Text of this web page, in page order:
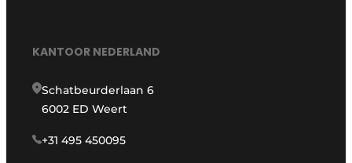
KANTOOR NEDERLAND
Schatbeurderlaan 6
6002 ED Weert
+31 495 450095